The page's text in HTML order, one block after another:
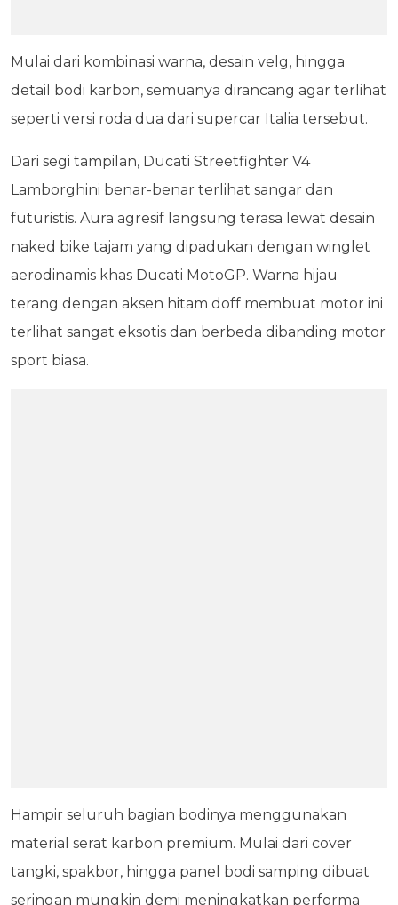
Mulai dari kombinasi warna, desain velg, hingga
detail bodi karbon, semuanya dirancang agar terlihat
seperti versi roda dua dari supercar Italia tersebut.
Dari segi tampilan, Ducati Streetfighter V4
Lamborghini benar-benar terlihat sangar dan
futuristis. Aura agresif langsung terasa lewat desain
naked bike tajam yang dipadukan dengan winglet
aerodinamis khas Ducati MotoGP. Warna hijau
terang dengan aksen hitam doff membuat motor ini
terlihat sangat eksotis dan berbeda dibanding motor
sport biasa.
Hampir seluruh bagian bodinya menggunakan
material serat karbon premium. Mulai dari cover
tangki, spakbor, hingga panel bodi samping dibuat
seringan mungkin demi meningkatkan performa